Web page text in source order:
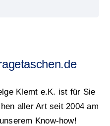
Klemt e.K. ist für Sie
aller Art seit 2004 am
Know-how!